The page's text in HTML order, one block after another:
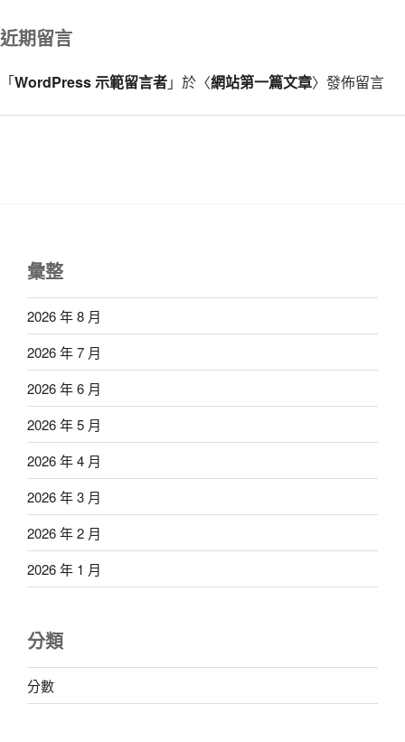
近期留言
「WordPress 示範留言者」於〈網站第一篇文章〉發佈留言
彙整
2026 年 8 月
2026 年 7 月
2026 年 6 月
2026 年 5 月
2026 年 4 月
2026 年 3 月
2026 年 2 月
2026 年 1 月
分類
分數